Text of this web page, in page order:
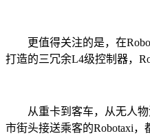
更值得关注的是，在
打造的三冗余L4级控制器，
从重卡到客车，从无人
市街头接送乘客的Robotaxi